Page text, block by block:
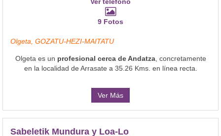
9 Fotos
Olgeta, GOZATU-HEZI-MAITATU
Olgeta es un profesional cerca de Andatza, concretamente
en la localidad de Arrasate a 35.26 Kms. en línea recta.
Ver Más
Sabeletik Mundura y Loa-Lo